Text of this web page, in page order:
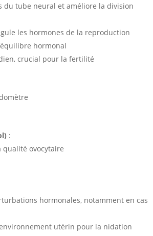
tube neural et améliore la division
les hormones de la reproduction
hormonal
crucial pour la fertilité
:
qualité ovocytaire
hormonales, notamment en cas
utérin pour la nidation